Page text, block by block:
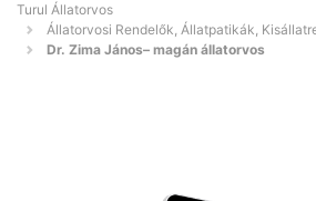
Turul Állatorvos
Állatorvosi Rendelők, Állatpatikák,
Dr. Zima János– magán állatorvos